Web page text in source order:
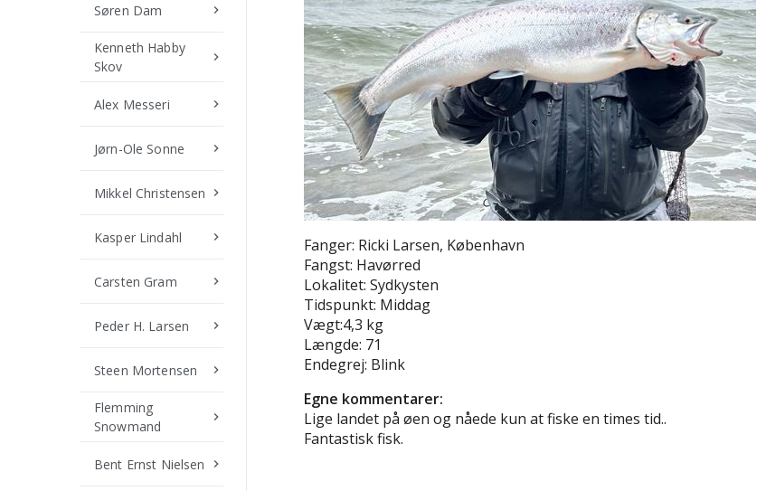
Søren Dam keyboard_arrow_right
Kenneth Habby
Skov
keyboard_arrow_right
Alex Messeri keyboard_arrow_right
Jørn-Ole Sonne keyboard_arrow_right
Mikkel Christensen keyboard_arrow_right
Kasper Lindahl keyboard_arrow_right
Carsten Gram keyboard_arrow_right
Peder H. Larsen keyboard_arrow_right
Steen Mortensen keyboard_arrow_right
Flemming
Snowmand
keyboard_arrow_right
Bent Ernst Nielsen keyboard_arrow_right
Fanger: Ricki Larsen, København
Fangst: Havørred
Lokalitet: Sydkysten
Tidspunkt: Middag
Vægt:4,3 kg
Længde: 71
Endegrej: Blink
Egne kommentarer:
Lige landet på øen og nåede kun at fiske en times tid..
Fantastisk fisk.